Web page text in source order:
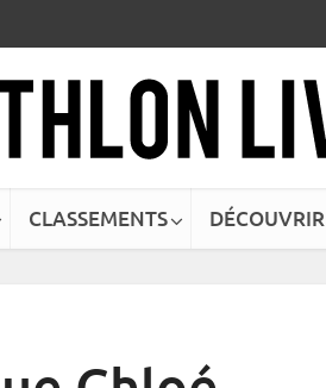
CLASSEMENTS DÉCOUVRIR